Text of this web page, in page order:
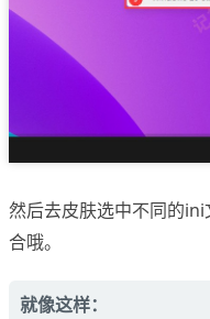
然后去皮肤选中不同的
合哦。
就像这样：